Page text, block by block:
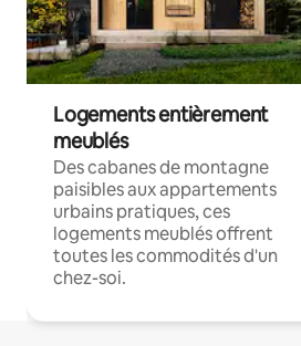
Logements entièrement
meublés
Des cabanes de montagne
paisibles aux appartements
urbains pratiques, ces
logements meublés offrent
toutes les commodités d'un
chez-soi.